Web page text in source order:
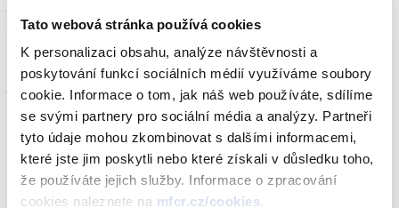
Tato webová stránka používá cookies
K personalizaci obsahu, analýze návštěvnosti a
poskytování funkcí sociálních médií využíváme soubory
cookie. Informace o tom, jak náš web používáte, sdílíme
se svými partnery pro sociální média a analýzy. Partneři
tyto údaje mohou zkombinovat s dalšími informacemi,
které jste jim poskytli nebo které získali v důsledku toho,
že používáte jejich služby. Informace o zpracování
cookies naleznete na mfcr.cz/cookies.
05.10.2011 00:00
oddělení 1002
Objednávky spořicích státních dluhopisů